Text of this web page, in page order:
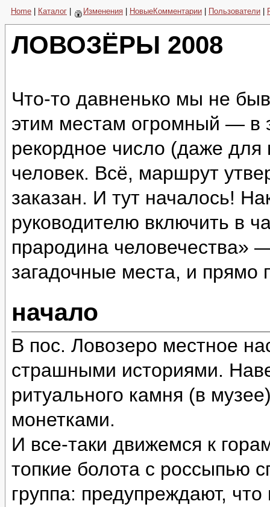
Home Каталог Изменения НовыеКомментарии Пользователи
ЛОВОЗЁРЫ 2008
Что-то давненько мы не
этим местам огромный — в
рекордное число (даже
человек. Всё, маршрут
заказан. И тут началось!
руководителю включить в
прародина человечества»
загадочные места, и
начало
В пос. Ловозеро местное
страшными историями.
ритуального камня (в
монетками.
И все-таки движемся к
топкие болота с россыпью
группа: предупреждают,